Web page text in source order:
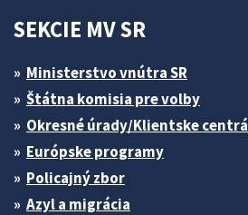
SEKCIE MV SR
Ministerstvo vnútra SR
Štátna komisia pre volby
Okresné úrady/Klientske centrá
Európske programy
Policajný zbor
Azyl a migrácia